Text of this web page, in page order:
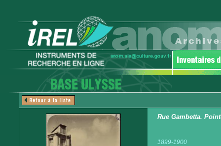
Rue Gambetta.
1899-1900